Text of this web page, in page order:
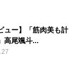
ュー】「筋肉美も計
高尾颯斗...